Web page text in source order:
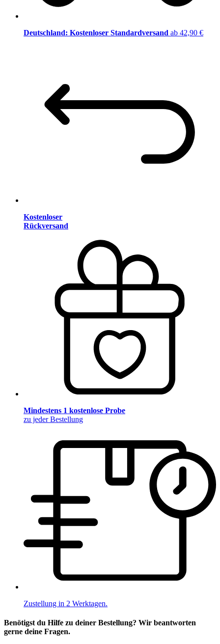
Deutschland: Kostenloser Standardversand ab 42,90 €
Kostenloser
Rückversand
Mindestens 1 kostenlose Probe
zu jeder Bestellung
Zustellung in 2 Werktagen.
Benötigst du Hilfe zu deiner Bestellung? Wir beantworten
gerne deine Fragen.